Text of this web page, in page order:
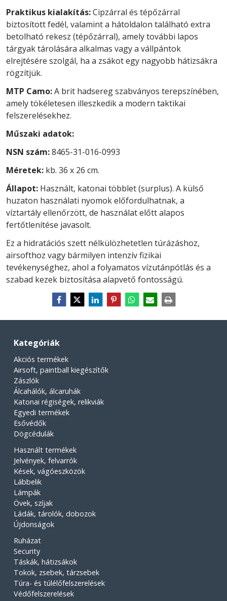
Praktikus kialakítás:Cipzárral és tépőzárral
biztosított fedél, valamint a hátoldalon található extra
betolható rekesz (tépőzárral), amely további lapos
tárgyak tárolására alkalmas vagy a vállpántok
elrejtésére szolgál, ha a zsákot egy nagyobb hátizsákra
rögzítjük.
MTP Camo:A brit hadsereg szabványos terepszínében,
amely tökéletesen illeszkedik a modern taktikai
felszerelésekhez.
Műszaki adatok:
NSN szám:8465-31-016-0993
Méretek: kb. 36 x 26 cm.
Állapot: Használt, katonai többlet (surplus). A külső
huzaton használati nyomok előfordulhatnak, a
víztartály ellenőrzött, de használat előtt alapos
fertőtlenítése javasolt.
Ez a hidratációs szett nélkülözhetetlen túrázáshoz,
airsofthoz vagy bármilyen intenzív fizikai
tevékenységhez, ahol a folyamatos vízutánpótlás és a
szabad kezek biztosítása alapvető fontosságú.
Kategóriák
Akciós termékek
Airsoft, paintball kiegészítők
Zászlók
Álcahálók, álcaruhák
Katonai régiségek, relikviák
Egyedi termékek
Esővédők
Dögcédulák
Használt termékek
Jelvények, felvarrók
Kések, vágóeszközök
Lábbelik
Lámpák
Övek, szíjak
Ládák, tárolók, dobozok
Újdonságok
Ruházat
Security
Táskák, hátizsákok
Tokok, zsebek, tárzsebek
Túra- és túlélőfelszerelések
Védőfelszerelések